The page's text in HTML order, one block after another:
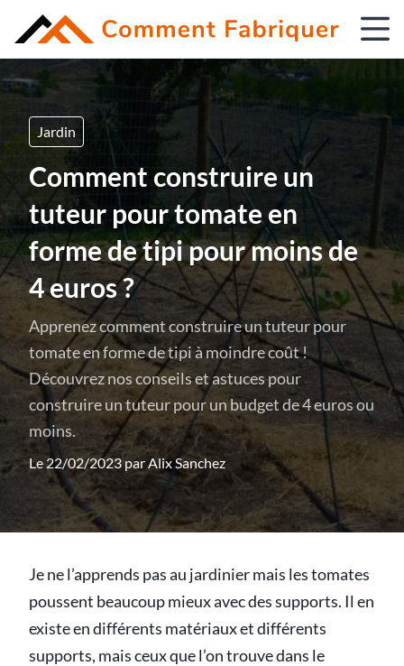
Jardin
Comment construire un
tuteur pour tomate en
forme de tipi pour moins de
4 euros ?
Apprenez comment construire un tuteur pour
tomate en forme de tipi à moindre coût !
Découvrez nos conseils et astuces pour
construire un tuteur pour un budget de 4 euros ou
moins.
Le 22/02/2023 parAlix Sanchez
Je ne l’apprends pas au jardinier mais les tomates
poussent beaucoup mieux avec des supports. Il en
existe en différents matériaux et différents
supports, mais ceux que l’on trouve dans le